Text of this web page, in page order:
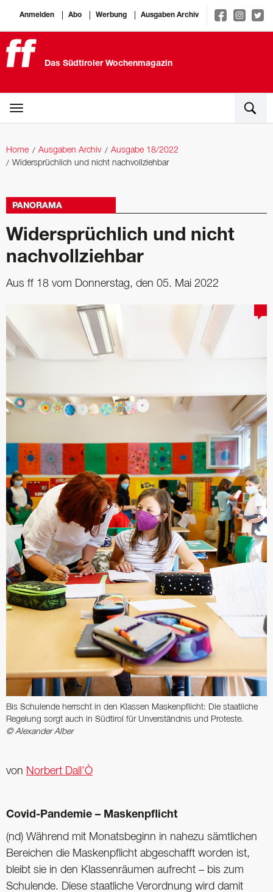
Anmelden Abo Werbung Ausgaben Archiv
Das Südtiroler Wochenmagazin
Home Ausgaben Archiv
Ausgabe 18/2022
Widersprüchlich und nicht nachvollziehbar
PANORAMA
Widersprüchlich und nicht
nachvollziehbar
Aus ff 18 vom Donnerstag, den 05. Mai 2022
Bis Schulende herrscht in den Klassen Maskenpflicht: Die staatliche
Regelung sorgt auch in Südtirol für Unverständnis und Proteste.
© Alexander Alber
von Norbert Dall’Ò
Covid-Pandemie – Maskenpflicht
(nd) Während mit Monatsbeginn in nahezu sämtlichen
Bereichen die Maskenpflicht abgeschafft worden ist,
bleibt sie in den Klassenräumen aufrecht – bis zum
Schulende. Diese staatliche Verordnung wird damit